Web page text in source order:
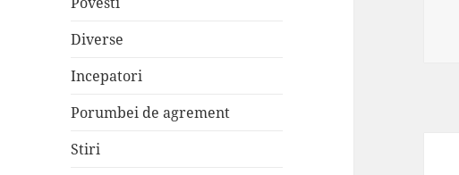
Diverse
Incepatori
Porumbei de agrement
Stiri